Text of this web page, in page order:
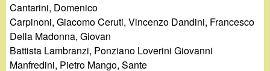
Cantarini, Domenico
Carpinoni, Giacomo Ceruti, Vincenzo Dandini, Francesco
Della Madonna, Giovan
Battista Lambranzi, Ponziano Loverini Giovanni
Manfredini, Pietro Mango, Sante